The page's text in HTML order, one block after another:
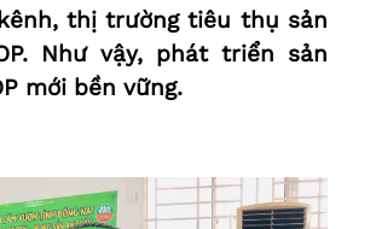
thị trường tiêu thụ sản
Như vậy, phát triển sản
mới bền vững.